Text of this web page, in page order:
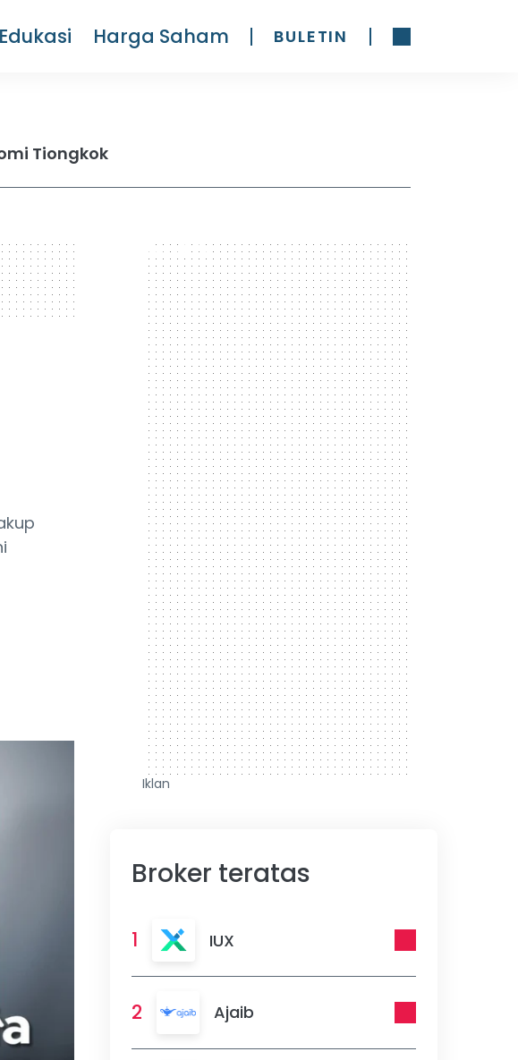
Edukasi Harga Saham BULETIN
Tiongkok
300 x 600
Iklan
Broker teratas
1 IUX
2 Ajaib